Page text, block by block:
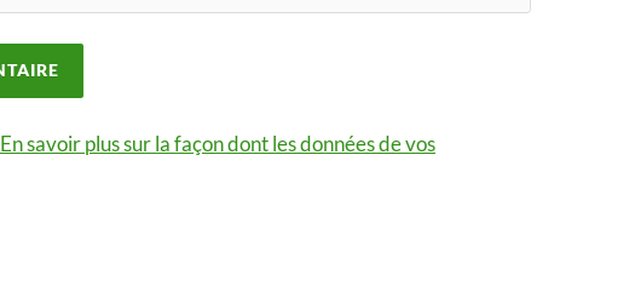
En savoir plus sur la façon dont les données de vos